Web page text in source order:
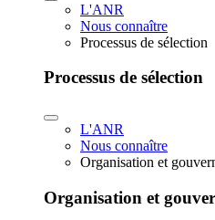
L'ANR
Nous connaître
Processus de sélection
Processus de sélection
L'ANR
Nous connaître
Organisation et
Organisation et